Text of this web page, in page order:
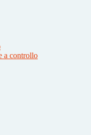
a controllo